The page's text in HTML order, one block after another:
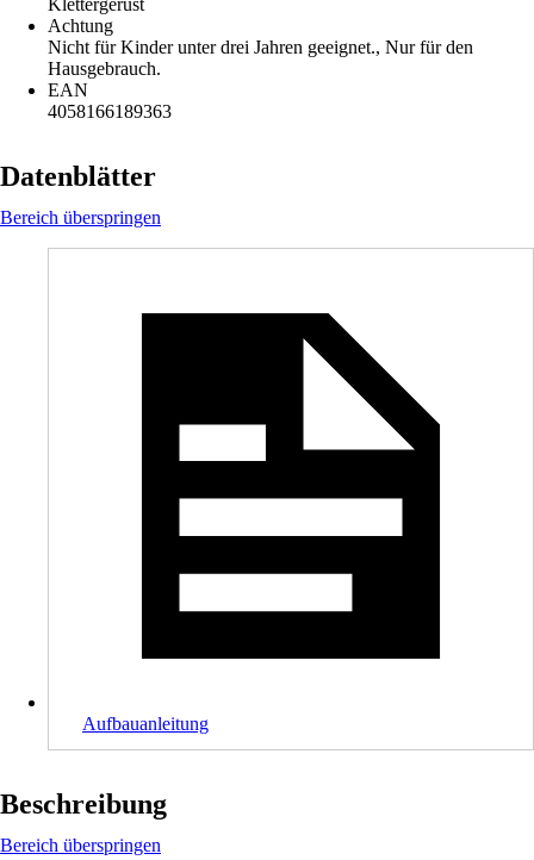
Klettergerüst
Achtung
Nicht für Kinder unter drei Jahren geeignet., Nur für den
Hausgebrauch.
EAN
4058166189363
Datenblätter
Bereich überspringen
Aufbauanleitung
Beschreibung
Bereich überspringen